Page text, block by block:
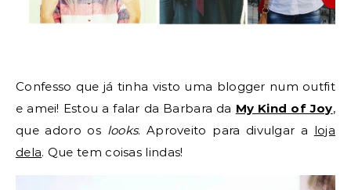
Confesso que já tinha visto uma blogger num outfit
e amei! Estou a falar da Barbara da My Kind of Joy,
que adoro os looks. Aproveito para divulgar a loja
dela. Que tem coisas lindas!